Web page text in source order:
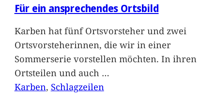
Für ein ansprechendes Ortsbild
Karben hat fünf Ortsvorsteher und zwei
Ortsvorsteherinnen, die wir in einer
Sommerserie vorstellen möchten. In ihren
Ortsteilen und auch …
Karben, Schlagzeilen